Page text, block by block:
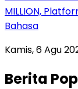
MILLION,
Bahasa
Kamis, 6 Agu
Berita